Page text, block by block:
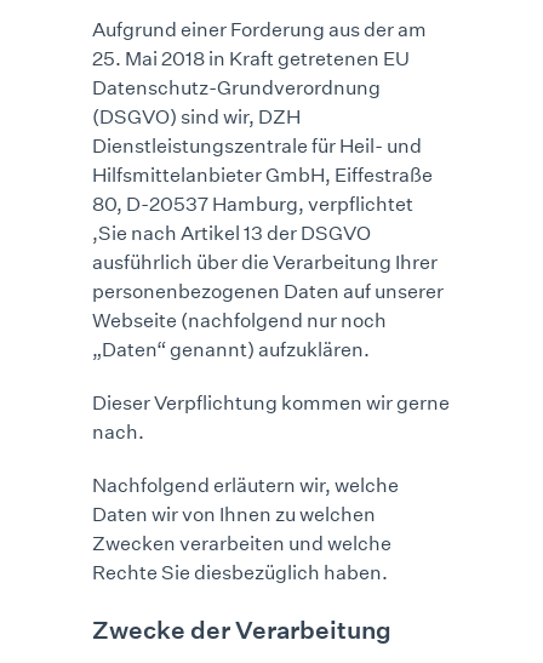
Aufgrund einer Forderung aus der am
25. Mai 2018 in Kraft getretenen EU
Datenschutz-Grundverordnung
(DSGVO) sind wir, DZH
Dienstleistungszentrale für Heil- und
Hilfsmittelanbieter GmbH, Eiffestraße
80, D-20537 Hamburg, verpflichtet
,Sie nach Artikel 13 der DSGVO
ausführlich über die Verarbeitung Ihrer
personenbezogenen Daten auf unserer
Webseite (nachfolgend nur noch
„Daten“ genannt) aufzuklären.
Dieser Verpflichtung kommen wir gerne
nach.
Nachfolgend erläutern wir, welche
Daten wir von Ihnen zu welchen
Zwecken verarbeiten und welche
Rechte Sie diesbezüglich haben.
Zwecke der Verarbeitung